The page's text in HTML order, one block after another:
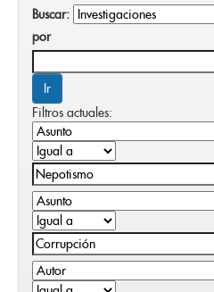
Buscar:
por
Filtros actuales: